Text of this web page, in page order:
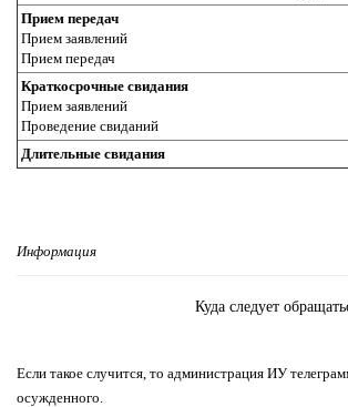
Прием передач
Прием заявлений
Прием передач
Краткосрочные свидания
Прием заявлений
Проведение свиданий
Длительные свидания
Информация
Куда следует
Если такое случится, то администрация ИУ
осужденного.